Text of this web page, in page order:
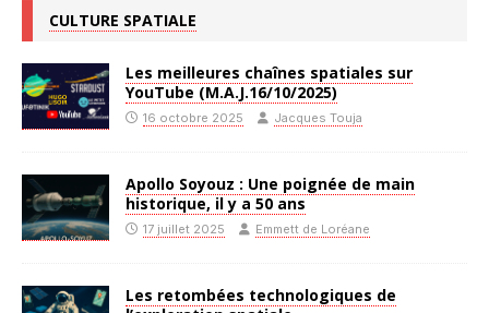
CULTURE SPATIALE
Les meilleures chaînes spatiales sur
YouTube (M.A.J.16/10/2025)
16 octobre 2025 Jacques Touja
Apollo Soyouz : Une poignée de main
historique, il y a 50 ans
17 juillet 2025 Emmett de Loréane
Les retombées technologiques de